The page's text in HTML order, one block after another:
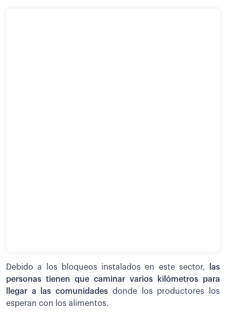
Debido a los bloqueos instalados en este sector,
las
personas tienen que caminar varios kilómetros para
llegar a las comunidades donde los productores los
esperan con los alimentos.